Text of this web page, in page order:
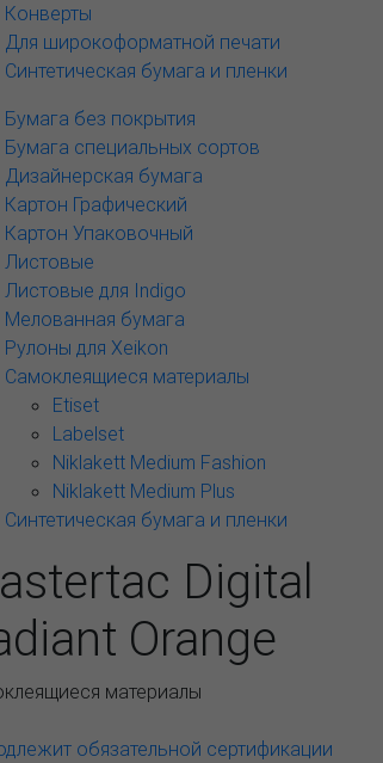
Конверты
Для широкоформатной печати
Синтетическая бумага и пленки
Бумага без покрытия
Бумага специальных сортов
Дизайнерская бумага
Картон Графический
Картон Упаковочный
Листовые
Листовые для Indigo
Мелованная бумага
Рулоны для Xeikon
Самоклеящиеся материалы
Etiset
Labelset
Niklakett Medium Fashion
Niklakett Medium Plus
Синтетическая бумага и пленки
Digital
Orange
материалы
обязательной сертификации